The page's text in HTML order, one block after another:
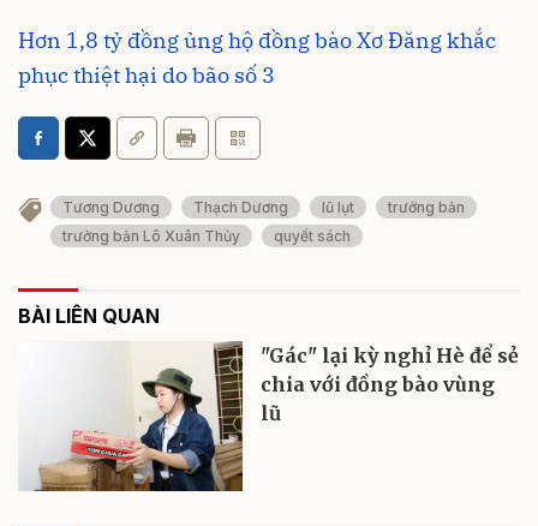
Hơn 1,8 tỷ đồng ủng hộ đồng bào Xơ Đăng khắc
phục thiệt hại do bão số 3
Tương Dương Thạch Dương lũ lụt
trưởng bản
trưởng bản Lô Xuân Thủy
quyết sách
BÀI LIÊN QUAN
"Gác" lại kỳ nghỉ Hè để sẻ
chia với đồng bào vùng
lũ